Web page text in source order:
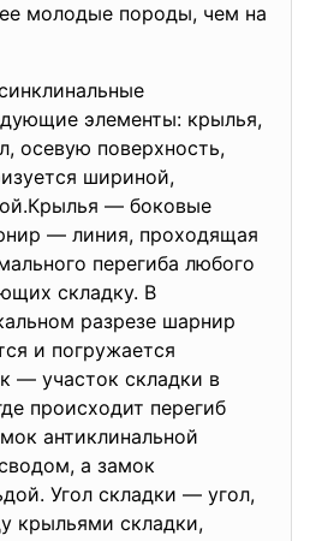
молодые породы, чем на
элементы: крылья,
осевую поверхность,
шириной,
— боковые
— линия, проходящая
перегиба любого
складку. В
разрезе шарнир
и погружается
— участок складки в
происходит перегиб
антиклинальной
а замок
Угол складки — угол,
крыльями складки,